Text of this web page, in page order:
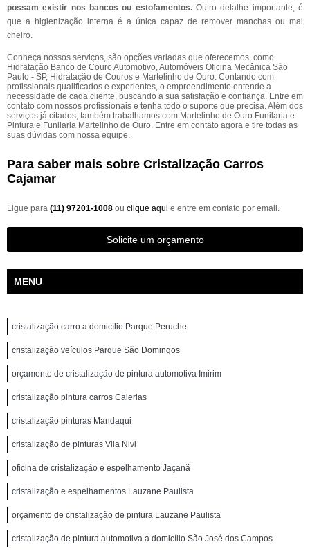
possam existir nos bancos ou estofamentos.Outro detalhe importante, é
que a higienização interna é a única capaz de remover manchas ou mal
cheiro.
Conheça nossos serviços, são opções variadas que oferecemos, como
Hidratação Banco de Couro Automotivo, Automóveis Oficina Mecânica São
Paulo - SP, Hidratação de Couros e Martelinho de Ouro. Contando com
profissionais qualificados e experientes, o empreendimento entende a
necessidade de cada cliente, buscando a sua satisfação e confiança. Entre em
contato com nossos profissionais e tenha todo o suporte que precisa. Além dos
serviços já citados, também trabalhamos com Martelinho de Ouro Funilaria e
Pintura e Funilaria Martelinho de Ouro. Entre em contato agora e tire todas as
suas dúvidas com nossa equipe.
Para saber mais sobre Cristalização Carros
Cajamar
Ligue para (11) 97201-1008 ou clique aqui e entre em contato por email.
Solicite um orçamento
MENU
cristalização carro a domicílio Parque Peruche
cristalização veículos Parque São Domingos
orçamento de cristalização de pintura automotiva Imirim
cristalização pintura carros Caierias
cristalização pinturas Mandaqui
cristalização de pinturas Vila Nivi
oficina de cristalização e espelhamento Jaçanã
cristalização e espelhamentos Lauzane Paulista
orçamento de cristalização de pintura Lauzane Paulista
cristalização de pintura automotiva a domicílio São José dos Campos